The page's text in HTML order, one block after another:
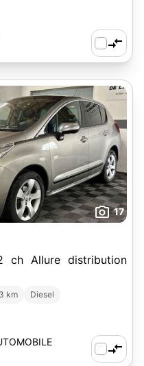
17
ch Allure distribution
km
Diesel